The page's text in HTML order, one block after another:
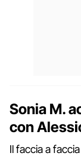
Sonia M.
con
Il faccia a